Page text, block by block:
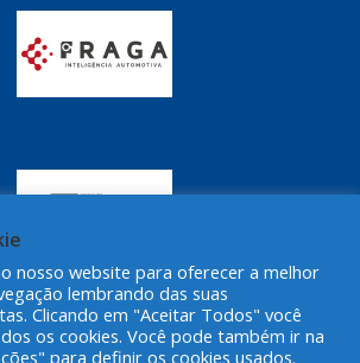
nosso website para oferecer a melhor
lembrando das suas
Clicando em "Aceitar Todos" você
os cookies. Você pode também ir na
para definir os cookies usados.